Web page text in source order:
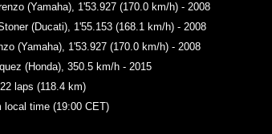
(Yamaha), 1'53.927 (170.0 km/h) - 2008
(Ducati), 1'55.153 (168.1 km/h) - 2008
(Yamaha), 1'53.927 (170.0 km/h) - 2008
(Honda), 350.5 km/h - 2015
laps (118.4 km)
local time (19:00 CET)